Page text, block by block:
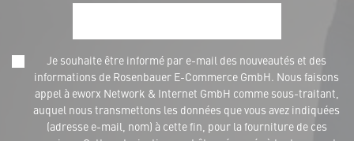
Je souhaite être informé par e-mail des nouveautés et des
informations de Rosenbauer E-Commerce GmbH. Nous faisons
appel à eworx Network & Internet GmbH comme sous-traitant,
auquel nous transmettons les données que vous avez indiquées
(adresse e-mail, nom) à cette fin, pour la fourniture de ces